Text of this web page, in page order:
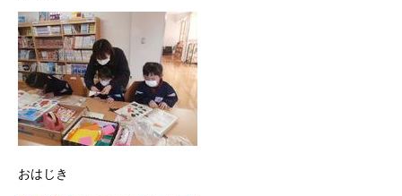
おはじき